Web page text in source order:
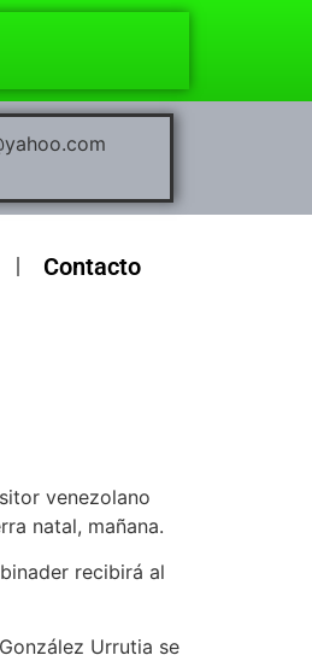
Contacto
venezolano
natal, mañana.
recibirá al
Urrutia se